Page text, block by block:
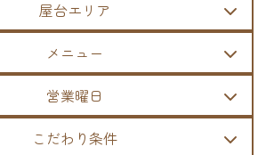
屋台エリア
メニュー
営業曜日
こだわり条件